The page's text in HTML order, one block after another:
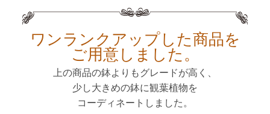
ワンランクアップした商品を
ご用意しました。
上の商品の鉢よりもグレードが高く、
少し大きめの鉢に観葉植物を
コーディネートしました。